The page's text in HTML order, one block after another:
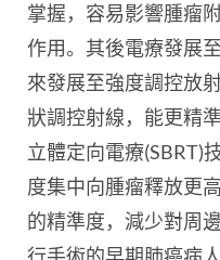
掌握，容易影響腫瘤
作用。其後電療發展
來發展至強度調控放
狀調控射線，能更精
立體定向電療(SBRT)
度集中向腫瘤釋放更
的精準度，減少對周